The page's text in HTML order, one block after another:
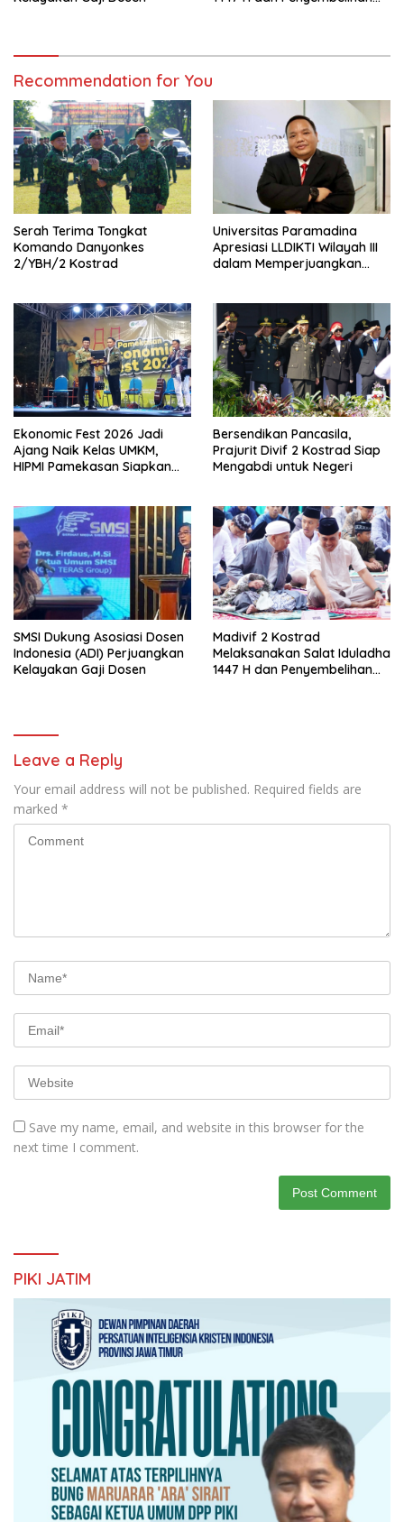
Recommendation for You
Serah Terima Tongkat
Komando Danyonkes
2/YBH/2 Kostrad
Universitas Paramadina
Apresiasi LLDIKTI Wilayah III
dalam Memperjuangkan
Ekonomic Fest 2026 Jadi
Ajang Naik Kelas UMKM,
HIPMI Pamekasan Siapkan
Bersendikan Pancasila,
Prajurit Divif 2 Kostrad Siap
Mengabdi untuk Negeri
SMSI Dukung Asosiasi Dosen
Indonesia (ADI) Perjuangkan
Kelayakan Gaji Dosen
Madivif 2 Kostrad
Melaksanakan Salat Iduladha
1447 H dan Penyembelihan
Leave a Reply
Your email address will not be published. Required fields are
marked *
Save my name, email, and website in this browser for the
next time I comment.
PIKI JATIM